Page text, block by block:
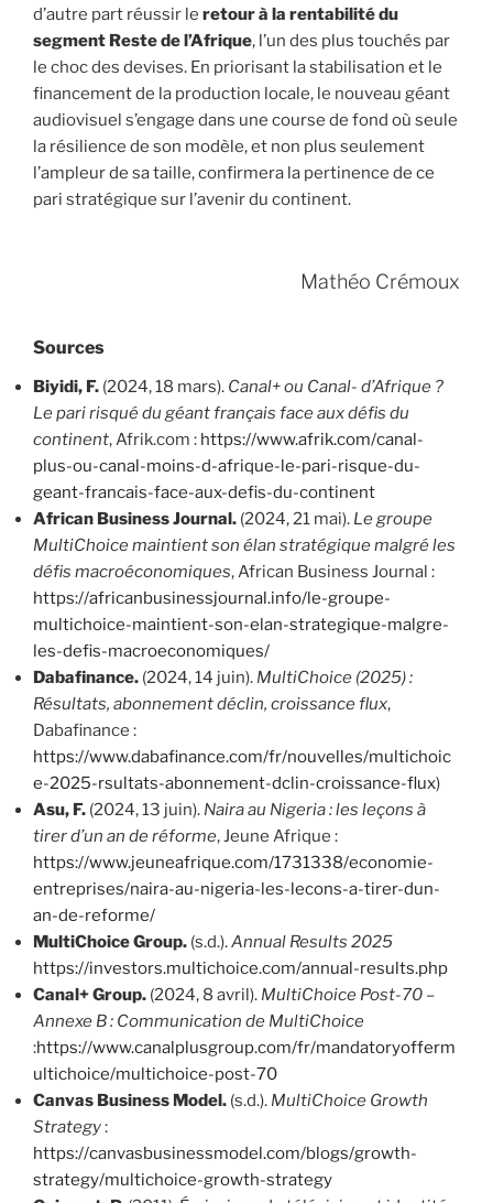
d’autre part réussir le retour à la rentabilité du
segment Reste de l’Afrique, l’un des plus touchés par
le choc des devises. En priorisant la stabilisation et le
financement de la production locale, le nouveau géant
audiovisuel s’engage dans une course de fond où seule
la résilience de son modèle, et non plus seulement
l’ampleur de sa taille, confirmera la pertinence de ce
pari stratégique sur l’avenir du continent.
Mathéo Crémoux
Sources
Biyidi, F. (2024, 18 mars). Canal+ ou Canal- d’Afrique ?
Le pari risqué du géant français face aux défis du
continent, Afrik.com : https://www.afrik.com/canal-
plus-ou-canal-moins-d-afrique-le-pari-risque-du-
geant-francais-face-aux-defis-du-continent
African Business Journal. (2024, 21 mai). Le groupe
MultiChoice maintient son élan stratégique malgré les
défis macroéconomiques, African Business Journal :
https://africanbusinessjournal.info/le-groupe-
multichoice-maintient-son-elan-strategique-malgre-
les-defis-macroeconomiques/
Dabafinance. (2024, 14 juin). MultiChoice (2025) :
Résultats, abonnement déclin, croissance flux,
Dabafinance :
https://www.dabafinance.com/fr/nouvelles/multichoic
e-2025-rsultats-abonnement-dclin-croissance-flux)
Asu, F. (2024, 13 juin). Naira au Nigeria : les leçons à
tirer d’un an de réforme, Jeune Afrique :
https://www.jeuneafrique.com/1731338/economie-
entreprises/naira-au-nigeria-les-lecons-a-tirer-dun-
an-de-reforme/
MultiChoice Group. (s.d.).Annual Results 2025
https://investors.multichoice.com/annual-results.php
Canal+ Group. (2024, 8 avril). MultiChoice Post-70 –
Annexe B : Communication de MultiChoice
:https://www.canalplusgroup.com/fr/mandatoryofferm
ultichoice/multichoice-post-70
Canvas Business Model. (s.d.). MultiChoice Growth
Strategy:
https://canvasbusinessmodel.com/blogs/growth-
strategy/multichoice-growth-strategy